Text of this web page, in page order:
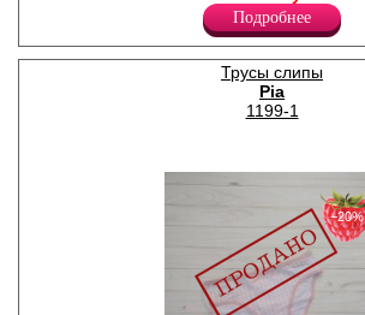
Полиамид 80%
Эластан 20%
Подробнее
Трусы слипы
Pia
1199-1
−20%